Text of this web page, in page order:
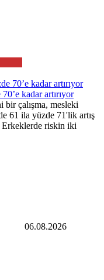
kadar artırıyor
bir çalışma, mesleki
61 ila yüzde 71'lik artış
Erkeklerde riskin iki
06.08.2026